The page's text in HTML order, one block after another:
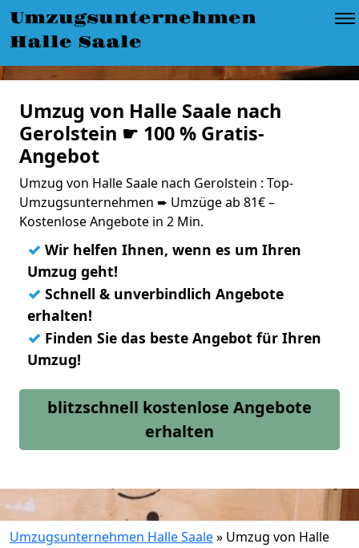
Umzugsunternehmen
Halle Saale
Umzug von Halle Saale nach
Gerolstein ☛ 100 % Gratis-
Angebot
Umzug von Halle Saale nach Gerolstein : Top-
Umzugsunternehmen ➨ Umzüge ab 81€ –
Kostenlose Angebote in 2 Min.
✓ Wir helfen Ihnen, wenn es um Ihren
Umzug geht!
✓ Schnell & unverbindlich Angebote
erhalten!
✓ Finden Sie das beste Angebot für Ihren
Umzug!
blitzschnell kostenlose Angebote
erhalten
Umzugsunternehmen Halle Saale» Umzug von Halle